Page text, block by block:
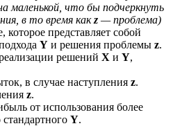
маленькой, что бы подчеркнуть
в то время какz — проблема)
представляет собой
Y и решения проблемы z.
решений X и Y,
в случае наступления z.
z.
от использования более
стандартного Y.